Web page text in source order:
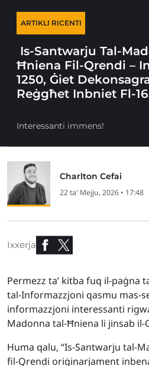
ARTIKLI RICENTI
Is-Santwarju Tal-
Ħniena Fil-Qrendi –
1250, Ġiet
Reġgħet Inbniet Fl-
Interessanti immens!
Charlton Cefai
22 ta' Mejju, 2026 • 17:48
Ixxerja
Permezz ta’ kitba fuq il-paġna
tal-Informazzjoni qasmu mas-
informazzjoni interessanti
Madonna tal-Ħniena li jinsab il-
Huma qalu, “Is-Santwarju tal-
fil-Qrendi oriġinarjament